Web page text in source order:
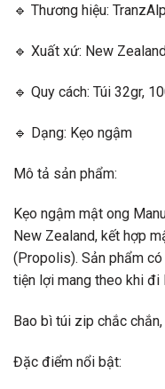
🔹 Thương hiệu:
🔹 Xuất xứ: New Zealand
🔹 Quy cách: Túi 32gr,
🔹 Dạng: Kẹo ngậm
Mô tả sản phẩm:
Kẹo ngậm mật ong
New Zealand, kết hợp
(Propolis). Sản phẩm
tiện lợi mang theo khi đi
Bao bì túi zip chắc
Đặc điểm nổi bật: